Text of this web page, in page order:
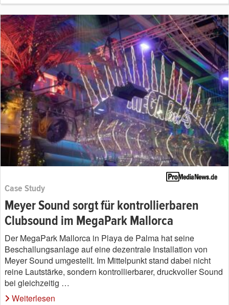
Case Study
Meyer Sound sorgt für kontrollierbaren
Clubsound im MegaPark Mallorca
Der MegaPark Mallorca in Playa de Palma hat seine
Beschallungsanlage auf eine dezentrale Installation von
Meyer Sound umgestellt. Im Mittelpunkt stand dabei nicht
reine Lautstärke, sondern kontrollierbarer, druckvoller Sound
bei gleichzeitig …
Weiterlesen